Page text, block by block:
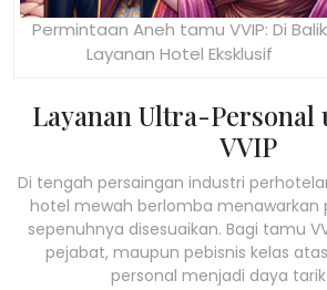
Permintaan Aneh tamu VVIP: Di Balik
Layanan Hotel Eksklusif
Layanan Ultra-Personal
VVIP
Di tengah persaingan industri
hotel mewah berlomba menawarkan
sepenuhnya disesuaikan. Bagi tamu
pejabat, maupun pebisnis kelas
personal menjadi daya